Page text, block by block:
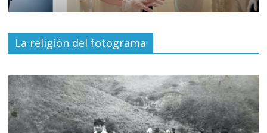
La religión del fotograma